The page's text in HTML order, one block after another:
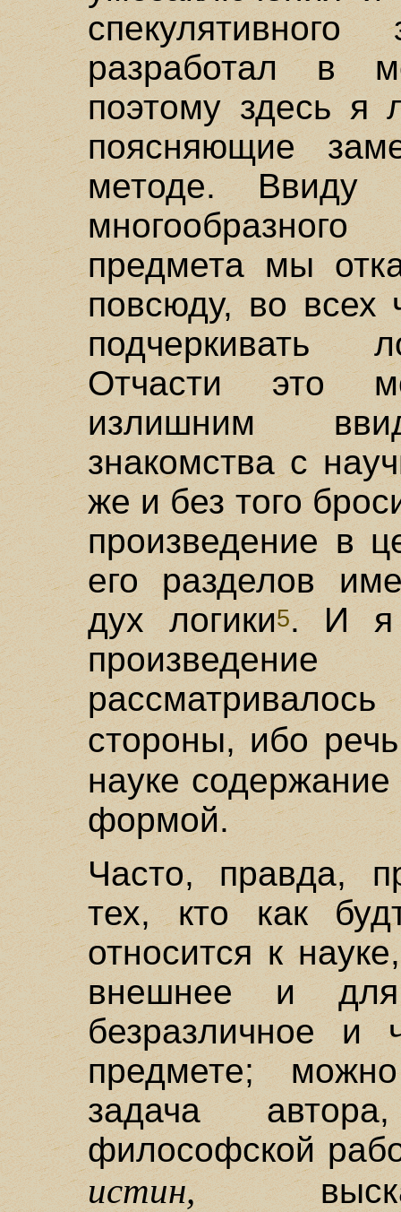
разработал в
поэтому здесь я
поясняющие
методе. Ввиду
предмета мы
повсюду, во всех
подчеркивать
Отчасти это
излишним
знакомства с
же и без того
произведение в
его разделов
дух логики5. И я
стороны, ибо
науке
формой.
Часто, правда,
тех, кто как
относится к
внешнее и для
безразличное
предмете;
задача
философской
истин,